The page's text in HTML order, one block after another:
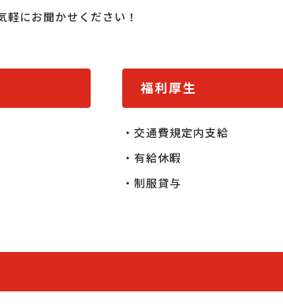
にお聞かせください！
福利厚生
・交通費規定内支給
・有給休暇
・制服貸与